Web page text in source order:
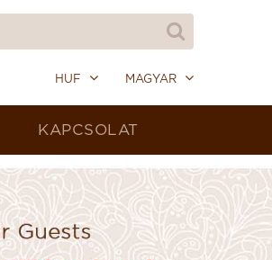
MAGYAR
HUF
KAPCSOLAT